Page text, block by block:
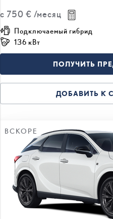
с 750 € /месяц
Подключаемый гибрид
136 кВт
ПОЛУЧИТЬ
ДОБАВИТЬ К
ВСКОРЕ